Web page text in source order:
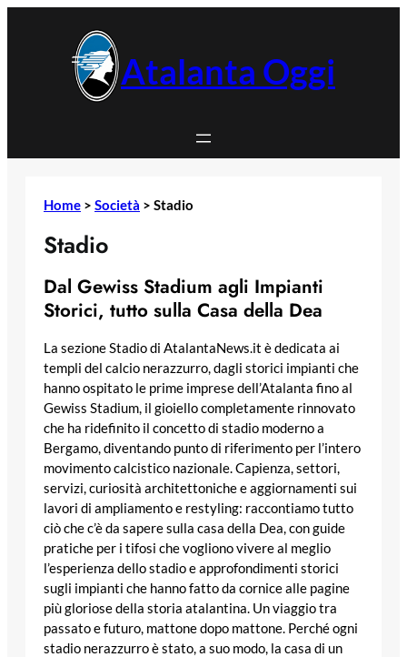
Atalanta Oggi
Home > Società > Stadio
Stadio
Dal Gewiss Stadium agli Impianti
Storici, tutto sulla Casa della Dea
La sezione Stadio di AtalantaNews.it è dedicata ai
templi del calcio nerazzurro, dagli storici impianti che
hanno ospitato le prime imprese dell’Atalanta fino al
Gewiss Stadium, il gioiello completamente rinnovato
che ha ridefinito il concetto di stadio moderno a
Bergamo, diventando punto di riferimento per l’intero
movimento calcistico nazionale. Capienza, settori,
servizi, curiosità architettoniche e aggiornamenti sui
lavori di ampliamento e restyling: raccontiamo tutto
ciò che c’è da sapere sulla casa della Dea, con guide
pratiche per i tifosi che vogliono vivere al meglio
l’esperienza dello stadio e approfondimenti storici
sugli impianti che hanno fatto da cornice alle pagine
più gloriose della storia atalantina. Un viaggio tra
passato e futuro, mattone dopo mattone. Perché ogni
stadio nerazzurro è stato, a suo modo, la casa di un